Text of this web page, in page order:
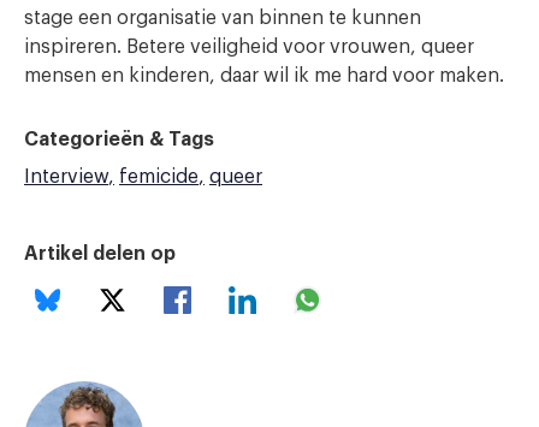
stage een organisatie van binnen te kunnen
inspireren. Betere veiligheid voor vrouwen, queer
mensen en kinderen, daar wil ik me hard voor maken.
Categorieën & Tags
Interview
femicide queer
Artikel delen op